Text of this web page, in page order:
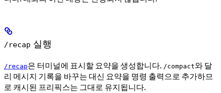
/recap 실행
/recap은 터미널에 표시할 요약을 생성합니다. /compact와 달
리 메시지 기록을 바꾸는 대신 요약을 명령 출력으로 추가하므
로 캐시된 프리픽스는 그대로 유지됩니다.